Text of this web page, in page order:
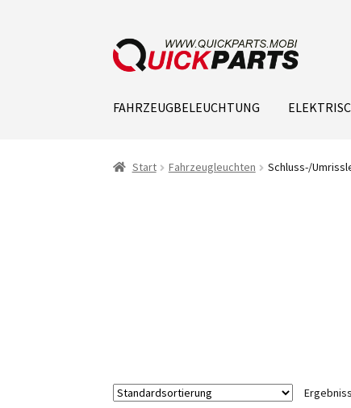
FAHRZEUGBELEUCHTUNG
Start Fahrzeugleuchten Schluss-/